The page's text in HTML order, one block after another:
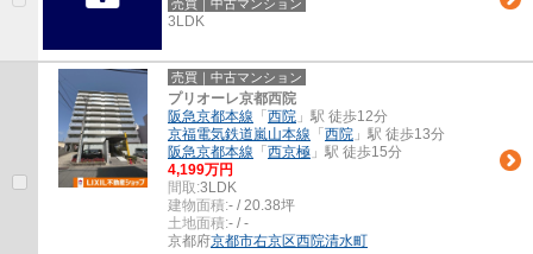
売買｜中古マンション
3LDK
売買｜中古マンション
プリオーレ京都西院
阪急京都本線 「 西院 」駅 徒歩12分
京福電気鉄道嵐山本線 「 西院 」駅 徒歩13分
阪急京都本線 「 西京極 」駅 徒歩15分
4,199万円
間取:3LDK
建物面積:- / 20.38坪
土地面積:- / -
京都府京都市右京区西院清水町